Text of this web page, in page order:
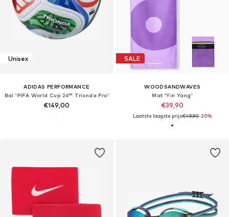
Unisex
ADIDAS PERFORMANCE
Bal 'FIFA World Cup 26™ Trionda Pro'
€149,00
SALE
WOODSANDWAVES
Mat 'Yin Yang'
€39,90
Laatste laagste prijs:€49,90-20%